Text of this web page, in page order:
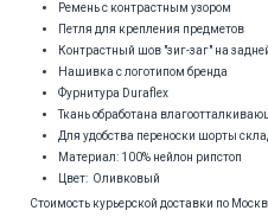
Ремень с контрастным узором
Петля для крепления предметов
Контрастный шов "зиг-заг" на
Нашивка с логотипом бренда
Фурнитура Duraflex
Ткань обработана
Для удобства переноски шорты
Материал: 100% нейлон рипстоп
Цвет: Оливковый
Стоимость курьерской доставки по